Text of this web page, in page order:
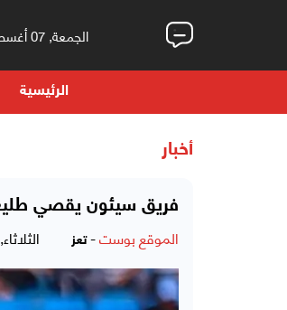
الجمعة, 07 أغسطس, 2026 06:00 مساءً
الرئيسية
أخبار
فريق سيئون يقصي
الموقع بوست-تعز الثلاثاء, 12 مايو, 2026 - 02:00 صباحاً